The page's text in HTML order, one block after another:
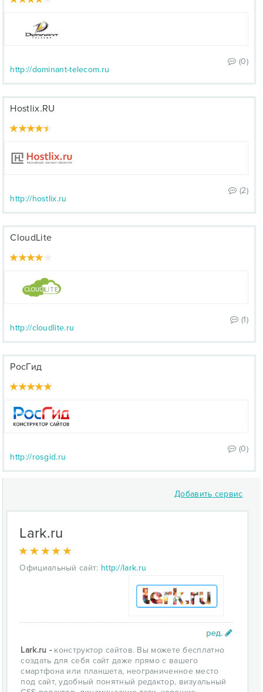
(0)
http://dominant-telecom.ru
Hostlix.RU
(2)
http://hostlix.ru
CloudLite
(1)
http://cloudlite.ru
РосГид
(0)
http://rosgid.ru
Добавить сервис
Lark.ru
Официальный сайт: http://lark.ru
Lark.ru - конструктор сайтов. Вы можете бесплатно
создать для себя сайт даже прямо с вашего
смартфона или планшета, неограниченное место
под сайт, удобный понятный редактор, визуальный